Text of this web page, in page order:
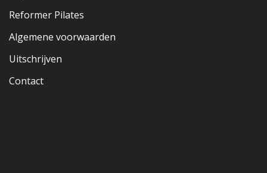
Reformer Pilates
Algemene voorwaarden
Uitschrijven
Contact